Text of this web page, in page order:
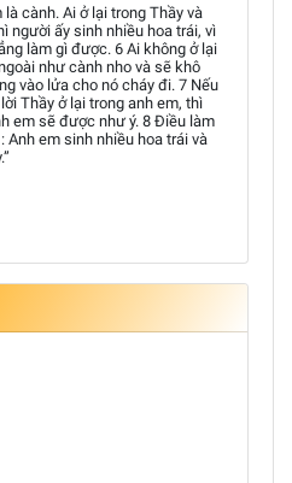
là cành. Ai ở lại trong Thầy và
người ấy sinh nhiều hoa trái, vì
làm gì được. 6 Ai không ở lại
như cành nho và sẽ khô
vào lửa cho nó cháy đi. 7 Nếu
Thầy ở lại trong anh em, thì
em sẽ được như ý. 8 Điều làm
Anh em sinh nhiều hoa trái và